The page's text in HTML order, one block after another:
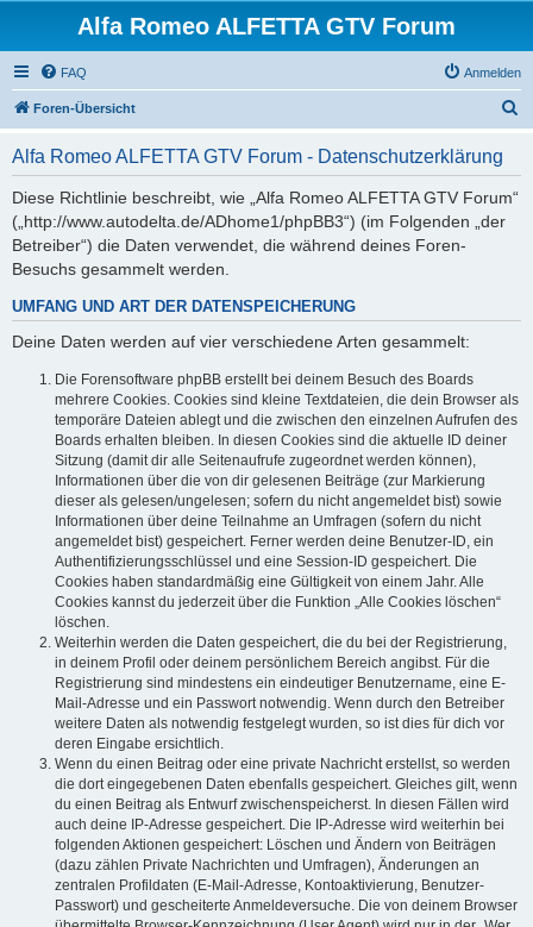
Alfa Romeo ALFETTA GTV Forum
FAQ Anmelden
Foren-Übersicht
Alfa Romeo ALFETTA GTV Forum - Datenschutzerklärung
Diese Richtlinie beschreibt, wie „Alfa Romeo ALFETTA GTV Forum“
(„http://www.autodelta.de/ADhome1/phpBB3“) (im Folgenden „der
Betreiber“) die Daten verwendet, die während deines Foren-
Besuchs gesammelt werden.
UMFANG UND ART DER DATENSPEICHERUNG
Deine Daten werden auf vier verschiedene Arten gesammelt:
Die Forensoftware phpBB erstellt bei deinem Besuch des Boards
mehrere Cookies. Cookies sind kleine Textdateien, die dein Browser als
temporäre Dateien ablegt und die zwischen den einzelnen Aufrufen des
Boards erhalten bleiben. In diesen Cookies sind die aktuelle ID deiner
Sitzung (damit dir alle Seitenaufrufe zugeordnet werden können),
Informationen über die von dir gelesenen Beiträge (zur Markierung
dieser als gelesen/ungelesen; sofern du nicht angemeldet bist) sowie
Informationen über deine Teilnahme an Umfragen (sofern du nicht
angemeldet bist) gespeichert. Ferner werden deine Benutzer-ID, ein
Authentifizierungsschlüssel und eine Session-ID gespeichert. Die
Cookies haben standardmäßig eine Gültigkeit von einem Jahr. Alle
Cookies kannst du jederzeit über die Funktion „Alle Cookies löschen“
löschen.
Weiterhin werden die Daten gespeichert, die du bei der Registrierung,
in deinem Profil oder deinem persönlichem Bereich angibst. Für die
Registrierung sind mindestens ein eindeutiger Benutzername, eine E-
Mail-Adresse und ein Passwort notwendig. Wenn durch den Betreiber
weitere Daten als notwendig festgelegt wurden, so ist dies für dich vor
deren Eingabe ersichtlich.
Wenn du einen Beitrag oder eine private Nachricht erstellst, so werden
die dort eingegebenen Daten ebenfalls gespeichert. Gleiches gilt, wenn
du einen Beitrag als Entwurf zwischenspeicherst. In diesen Fällen wird
auch deine IP-Adresse gespeichert. Die IP-Adresse wird weiterhin bei
folgenden Aktionen gespeichert: Löschen und Ändern von Beiträgen
(dazu zählen Private Nachrichten und Umfragen), Änderungen an
zentralen Profildaten (E-Mail-Adresse, Kontoaktivierung, Benutzer-
Passwort) und gescheiterte Anmeldeversuche. Die von deinem Browser